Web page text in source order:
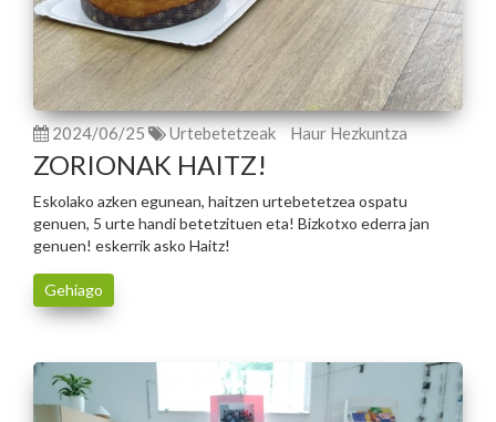
2024/06/25 Urtebetetzeak Haur Hezkuntza
ZORIONAK HAITZ!
Eskolako azken egunean, haitzen urtebetetzea ospatu
genuen, 5 urte handi betetzituen eta! Bizkotxo ederra jan
genuen! eskerrik asko Haitz!
Gehiago